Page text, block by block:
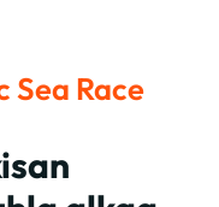
Sea Race